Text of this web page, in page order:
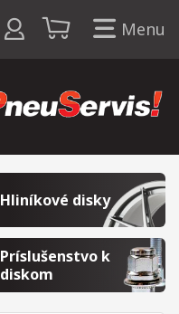
Menu
Hliníkové disky
Príslušenstvo k
diskom